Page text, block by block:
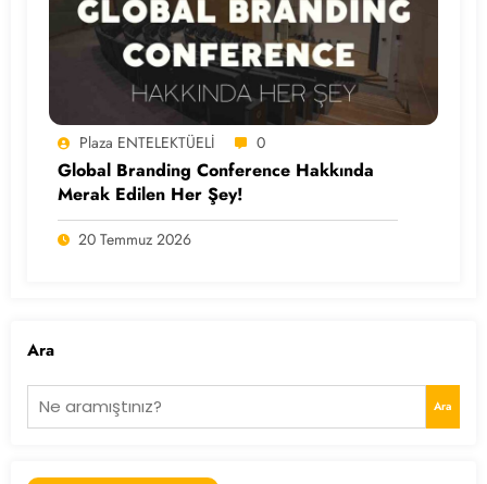
Plaza ENTELEKTÜELİ 0
Global Branding Conference Hakkında
Merak Edilen Her Şey!
20 Temmuz 2026
Ara
Ara